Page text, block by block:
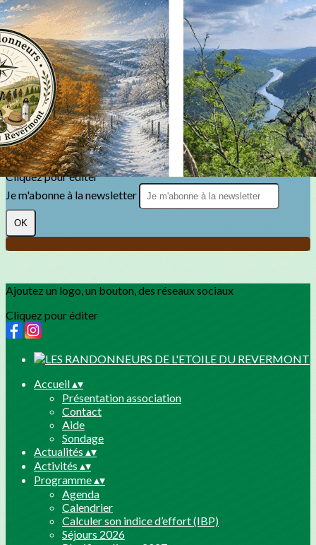
Exporter les lignes sélectionnées
Exporter toutes les colonnes
Exporter uniquement les colonnes affichées
Menu
?>
Images de la page d'accueil
Cliquez pour éditer
Texte, bouton et/ou inscription à la newsletter
Cliquez pour éditer
Je m'abonne à la newsletter
OK
Ajoutez un logo, un bouton, des réseaux sociaux
Cliquez pour éditer
Accueil▴▾
Présentation association
Contact
Aide
Sondage
Actualités ▴▾
Activités ▴▾
Programme▴▾
Agenda
Calendrier
Calculer son indice d’effort (IBP)
Séjours 2026